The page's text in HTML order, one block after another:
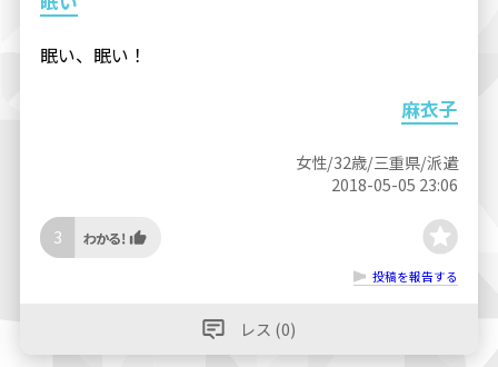
眠い、眠い！
麻衣子
女性/32歳/三重県/派遣
2018-05-05 23:06
3
投稿を報告する
レス (0)